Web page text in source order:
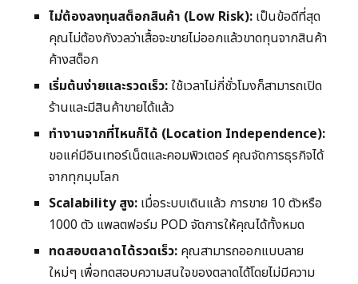
ไม่ต้องลงทุนสต็อกสินค้า (Low Risk): เป็นข้อดีที่สุด
คุณไม่ต้องกังวลว่าเสื้อจะขายไม่ออกแล้วขาดทุนจากสินค้า
ค้างสต็อก
เริ่มต้นง่ายและรวดเร็ว:ใช้เวลาไม่กี่ชั่วโมงก็สามารถเปิด
ร้านและมีสินค้าขายได้แล้ว
ทำงานจากที่ไหนก็ได้ (Location Independence):
ขอแค่มีอินเทอร์เน็ตและคอมพิวเตอร์ คุณจัดการธุรกิจได้
จากทุกมุมโลก
Scalability สูง: เมื่อระบบเดินแล้ว การขาย 10 ตัวหรือ
1000 ตัว แพลตฟอร์ม POD จัดการให้คุณได้ทั้งหมด
ทดสอบตลาดได้รวดเร็ว: คุณสามารถออกแบบลาย
ใหม่ๆ เพื่อทดสอบความสนใจของตลาดได้โดยไม่มีความ